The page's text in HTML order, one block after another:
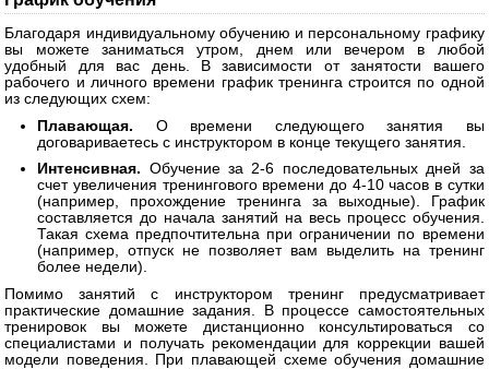
Благодаря индивидуальному обучению и персональному графику
вы можете заниматься утром, днем или вечером в любой
удобный для вас день. В зависимости от занятости вашего
рабочего и личного времени график тренинга строится по одной
из следующих схем:
Плавающая. О времени следующего занятия вы
договариваетесь с инструктором в конце текущего занятия.
Интенсивная. Обучение за 2-6 последовательных дней за
счет увеличения тренингового времени до 4-10 часов в сутки
(например, прохождение тренинга за выходные). График
составляется до начала занятий на весь процесс обучения.
Такая схема предпочтительна при ограничении по времени
(например, отпуск не позволяет вам выделить на тренинг
более недели).
Помимо занятий с инструктором тренинг предусматривает
практические домашние задания. В процессе самостоятельных
тренировок вы можете дистанционно консультироваться со
специалистами и получать рекомендации для коррекции вашей
модели поведения. При плавающей схеме обучения домашние